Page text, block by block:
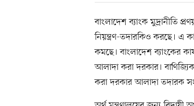
বাংলাদেশ ব্যাংক মুদ্রানীতি
নিয়ন্ত্রণ-তদারকিও করছে। এ
কমছে। বাংলাদেশ ব্যাংকের
আলাদা করা দরকার।
করা দরকার আলাদা তদারক